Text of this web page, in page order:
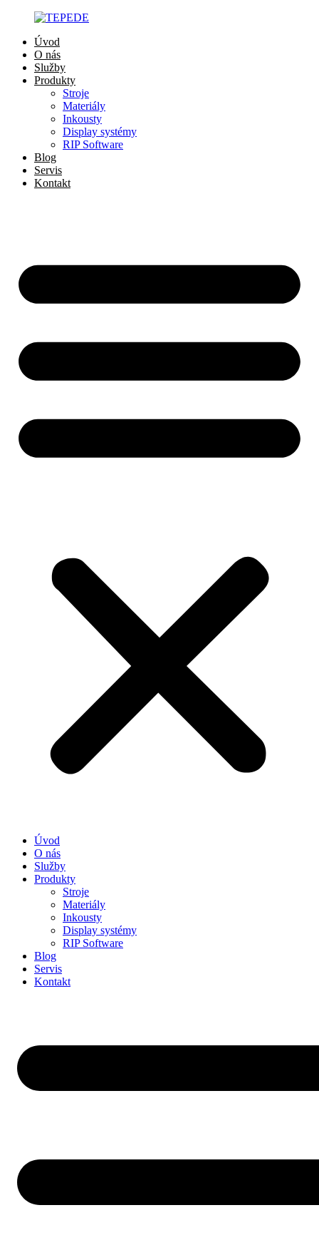
Preskočiť
obsah
Úvod
O nás
Služby
Produkty
Stroje
Materiály
Inkousty
Display systémy
RIP Software
Blog
Servis
Kontakt
Úvod
O nás
Služby
Produkty
Stroje
Materiály
Inkousty
Display systémy
RIP Software
Blog
Servis
Kontakt